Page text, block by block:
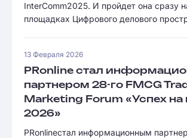
InterComm2025. И пройдет она сразу
площадках Цифрового делового
13 Февраля 2026
PRonline стал
партнером 28-го FMCG
Marketing Forum «Успех на
2026»
PRonlineстал информационным